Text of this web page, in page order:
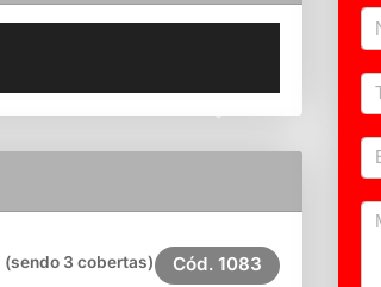
(sendo 3 cobertas) Cód. 1083